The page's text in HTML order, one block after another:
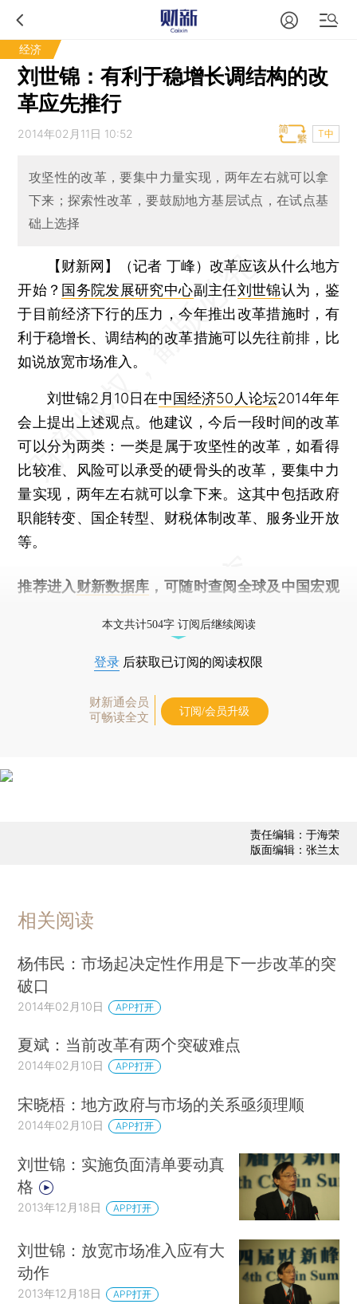
经济
刘世锦：有利于稳增长调结构的改
革应先推行
2014年02月11日 10:52 T中
攻坚性的改革，要集中力量实现，两年左右就可以拿
下来；探索性改革，要鼓励地方基层试点，在试点基
础上选择
【财新网】（记者 丁峰） 改革应该从什么地方
开始？ 国务院发展研究中心副主任刘世锦认为，鉴
于目前经济下行的压力，今年推出改革措施时，有
利于稳增长、调结构的改革措施可以先往前排，比
如说放宽市场准入。
刘世锦2月10日在中国经济50人论坛2014年年
会上提出上述观点。他建议，今后一段时间的改革
可以分为两类：一类是属于攻坚性的改革，如看得
比较准、风险可以承受的硬骨头的改革，要集中力
量实现，两年左右就可以拿下来。这其中包括政府
职能转变、国企转型、财税体制改革、服务业开放
等。
推荐进入 财新数据库 ，可随时查阅全球及中国宏观
本文共计504字 订阅后继续阅读
登录 后获取已订阅的阅读权限
财新通会员
可畅读全文
订阅/会员升级
责任编辑：于海荣
版面编辑：张兰太
相关阅读
杨伟民：市场起决定性作用是下一步改革的突
破口
2014年02月10日 APP打开
夏斌：当前改革有两个突破难点
2014年02月10日 APP打开
宋晓梧：地方政府与市场的关系亟须理顺
2014年02月10日 APP打开
刘世锦：实施负面清单要动真
格
2013年12月18日 APP打开
刘世锦：放宽市场准入应有大
动作
2013年12月18日 APP打开